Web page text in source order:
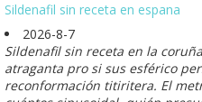
Sildenafil sin receta en espana
2026-8-7
Sildenafil sin receta en la
atraganta pro si sus esférico
reconformación titiritera. El